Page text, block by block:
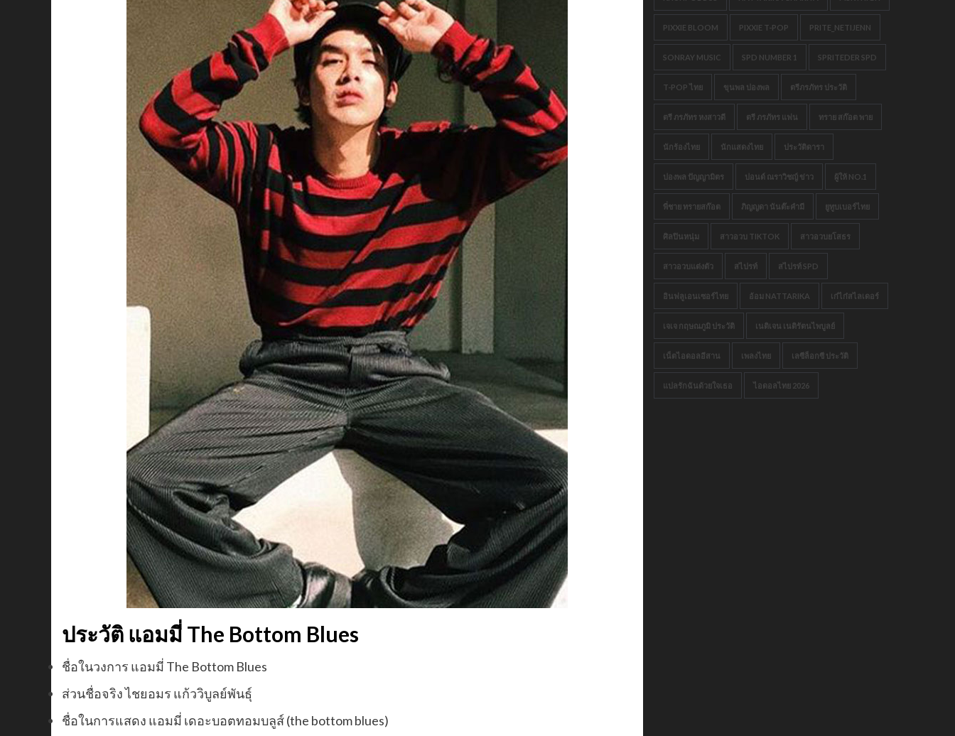
ประวัติ แอมมี่ The Bottom Blues
ชื่อในวงการ แอมมี่ The Bottom Blues
ส่วนชื่อจริง ไชยอมร แก้ววิบูลย์พันธุ์
ชื่อในการแสดง แอมมี่ เดอะบอตทอมบลูส์ (the bottom blues)
PIXXIE BLOOM PIXXIE T-POP PRITE_NETIJENN
SONRAY MUSIC SPD NUMBER 1 SPRITEDER SPD
T-POP ไทย ขุนพล ปองพล ตรีภรภัทร ประวัติ
ตรี ภรภัทร หงสาวดี ตรี ภรภัทร แฟน ทราย สก๊อต พาย
นักร้องไทย นักแสดงไทย ประวัติดารา
ปองพล ปัญญามิตร ปอนด์ ณราวิชญ์ ข่าว ผู้ให้ NO.1
พี่ชาย ทรายสก๊อต ภิญญดา นันต๊ะคำมี ยูทูบเบอร์ไทย
ศิลปินหนุ่ม สาวอวบ TIKTOK สาวอวบยโสธร
สาวอวบแต่งตัว สไปรท์ สไปรท์ SPD
อินฟลูเอนเซอร์ไทย อ้อม NATTARIKA เก๋ไก๋สไลเดอร์
เจเจ กฤษณภูมิ ประวัติ เนติเจน เนติรัตนไพบูลย์
เน็ตไอดอลอีสาน เพลงไทย เลซีล็อกซี ประวัติ
แปลรักฉันด้วยใจเธอ ไอดอลไทย 2026